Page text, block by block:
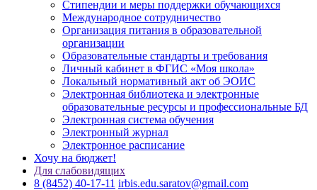
Стипендии и меры поддержки обучающихся
Международное сотрудничество
Организация питания в образовательной
организации
Образовательные стандарты и требования
Личный кабинет в ФГИС «Моя школа»
Локальный нормативный акт об ЭОИС
Электронная библиотека и электронные
образовательные ресурсы и профессиональные БД
Электронная система обучения
Электронный журнал
Электронное расписание
Хочу на бюджет!
Для слабовидящих
8 (8452) 40-17-11 irbis.edu.saratov@gmail.com